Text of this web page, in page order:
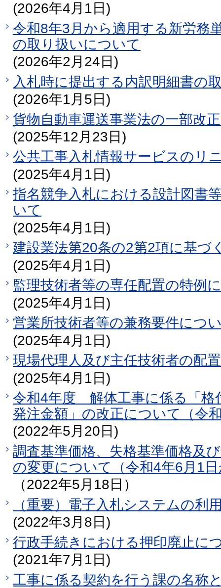
(2026年4月1日)
令和8年3月から適用する新労務
の取り扱いについて
(2026年2月24日)
入札時に提出する内訳明細書の
(2026年1月5日)
貨物自動車運送事業法の一部改
(2025年12月23日)
公共工事入札情報サービスのリ
(2025年4月1日)
指名競争入札における設計図書
いて
(2025年4月1日)
建設業法第20条の2第2項に基づ
(2025年4月1日)
監理技術者等の専任配置の特例
(2025年4月1日)
営業所技術者等の兼務要件につ
(2025年4月1日)
現場代理人及び主任技術者の配
(2025年4月1日)
令和4年度 解体工事に係る「格
発注金額」の改正について（令
(2022年5月20日)
調査基準価格、失格基準価格及
の変更について（令和4年6月1
（2022年5月18日）
（重要）電子入札システムの利
(2022年3月8日)
行政手続きにおける押印廃止に
(2021年7月1日)
工事に係る契約を行う課の名称